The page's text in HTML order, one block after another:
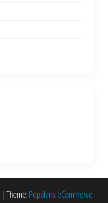
| Theme: Popularis eCommerce